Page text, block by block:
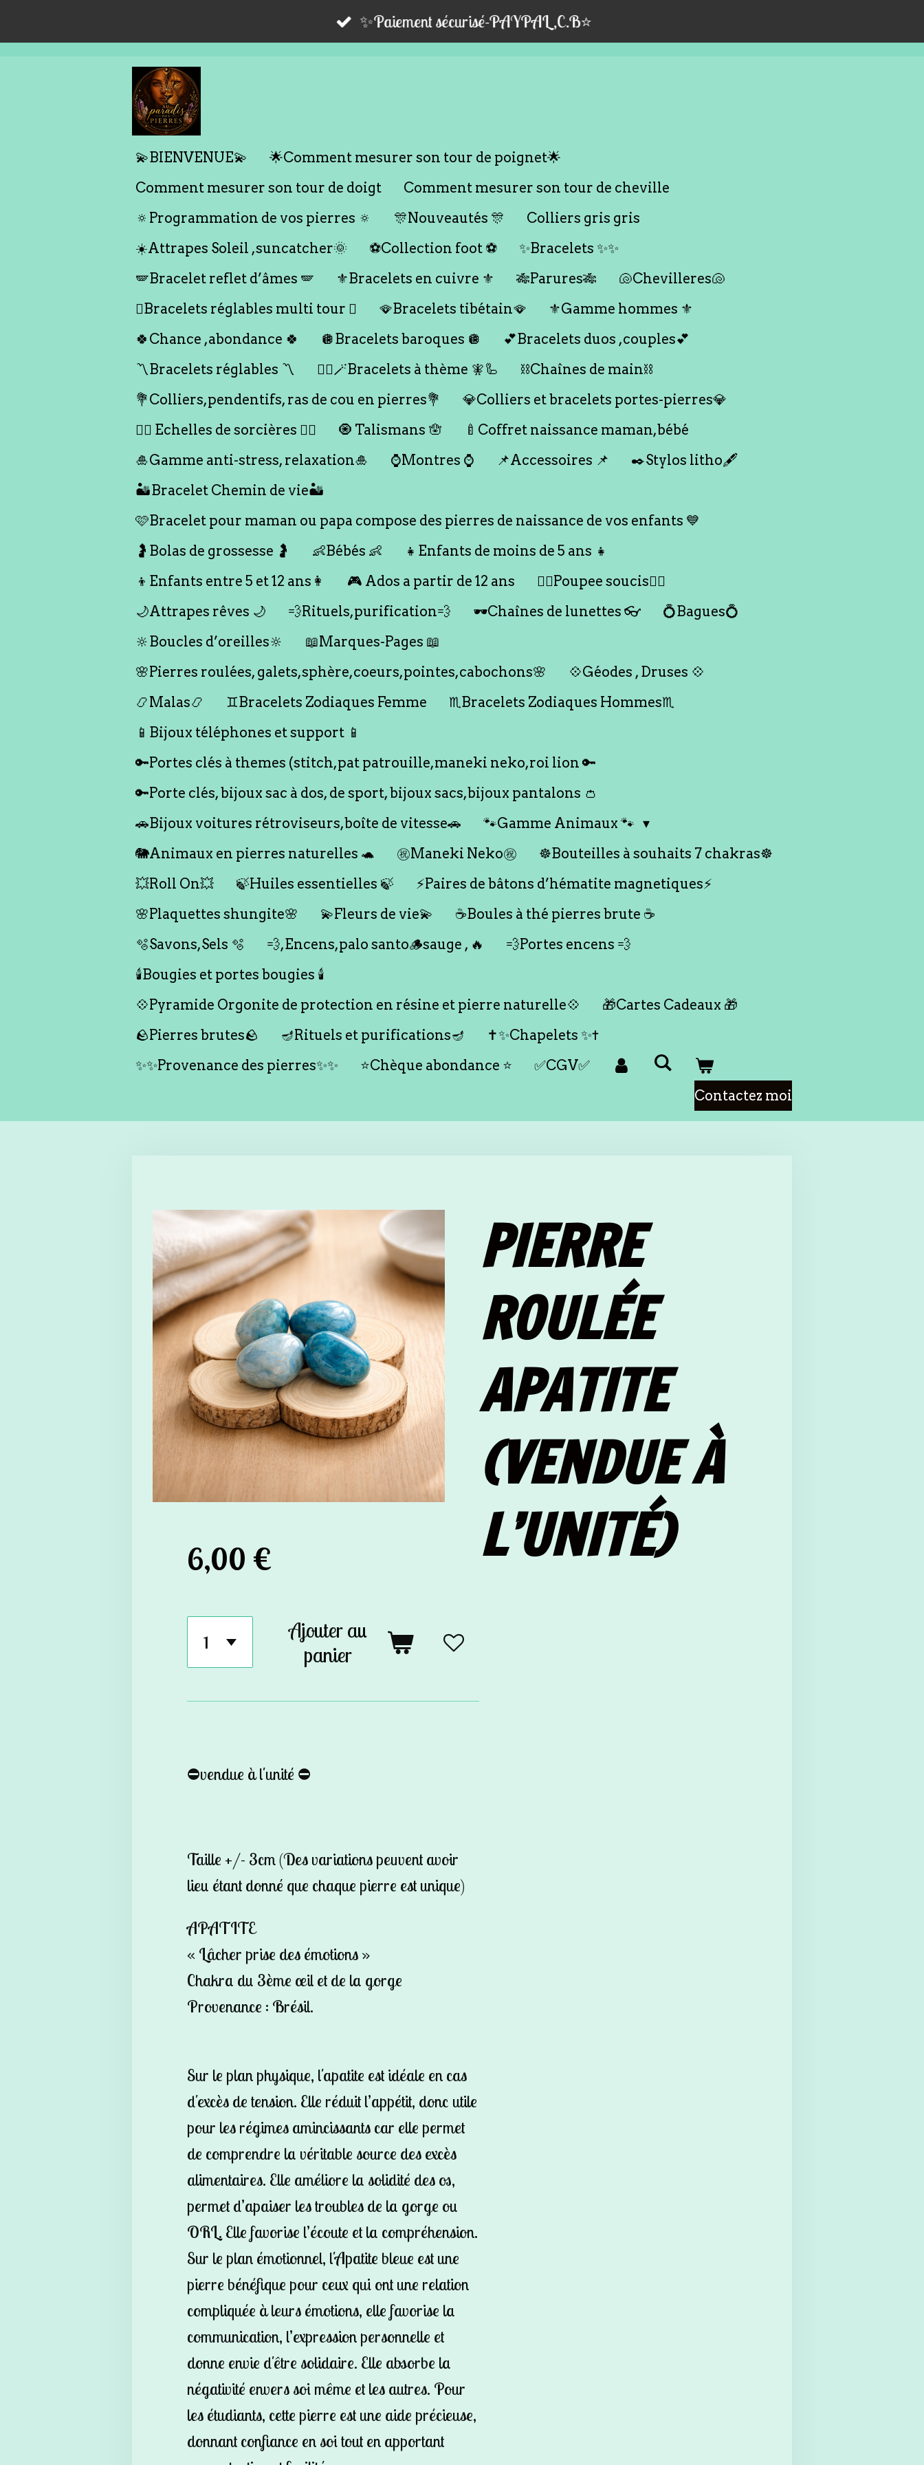
au
✨Paiement sécurisé-PAYPAL,C.B⭐️
💫BIENVENUE💫
🌟Comment mesurer son tour de poignet🌟
Comment mesurer son tour de doigt
Comment mesurer son tour de cheville
🔅Programmation de vos pierres 🔅
🎊Nouveautés 🎊
Colliers gris gris
☀️Attrapes Soleil ,suncatcher🌞
⚽️Collection foot ⚽️
✨Bracelets ✨✨
🪽Bracelet reflet d’âmes 🪽
⚜️Bracelets en cuivre ⚜️ 🎋Parures🎋
🐚Chevilleres🐚
🪎Bracelets réglables multi tour 🪎
🪭Bracelets tibétain🪭
⚜️Gamme hommes ⚜️
🍀Chance ,abondance 🍀
🪩Bracelets baroques 🪩
💕Bracelets duos ,couples💕
〽️Bracelets réglables 〽️
🧞‍♂️🪄Bracelets à thème 🧚🦾
⛓️Chaînes de main⛓️
💐Colliers,pendentifs, ras de cou en pierres💐
💎Colliers et bracelets portes-pierres💎
🧙‍♀️ Echelles de sorcières 🧙‍♀️
🧿 Talismans 🪬
🍼Coffret naissance maman,bébé
🎍Gamme anti-stress, relaxation🎍
⌚️Montres ⌚️ 📌Accessoires 📌
✒️Stylos litho🖋️
🏜️Bracelet Chemin de vie🏜️
🩷Bracelet pour maman ou papa compose des pierres de naissance de vos enfants 💙
🤰Bolas de grossesse 🤰
👶Bébés 👶
👧Enfants de moins de 5 ans 👧
👦Enfants entre 5 et 12 ans👩
🎮 Ados a partir de 12 ans
🙇‍♂️Poupee soucis🙇‍♀️
🌙Attrapes rêves 🌙
💨Rituels,purification💨 🕶️Chaînes de lunettes 👓
💍Bagues💍
🔆Boucles d’oreilles🔆
📖Marques-Pages 📖
🌸Pierres roulées, galets,sphère,coeurs,pointes,cabochons🌸
💠Géodes , Druses 💠
📿Malas📿
♊️Bracelets Zodiaques Femme
♏️Bracelets Zodiaques Hommes♏️
📱Bijoux téléphones et support 📱
🔑Portes clés à themes (stitch,pat patrouille,maneki neko,roi lion 🔑
🔑Porte clés, bijoux sac à dos, de sport, bijoux sacs,bijoux pantalons 👛
🚗Bijoux voitures rétroviseurs,boîte de vitesse🚗
🐾Gamme Animaux 🐾
🐘Animaux en pierres naturelles 🐢
㊗️Maneki Neko㊗️
☸️Bouteilles à souhaits 7 chakras☸️
💥Roll On💥
🍃Huiles essentielles 🍃
⚡️Paires de bâtons d’hématite magnetiques⚡️
🌸Plaquettes shungite🌸
💫Fleurs de vie💫
☕️Boules à thé pierres brute ☕️
🫧Savons,Sels 🫧
💨,Encens,palo santo🪵sauge , 🔥
💨Portes encens 💨
🕯️Bougies et portes bougies 🕯️
💠Pyramide Orgonite de protection en résine et pierre naturelle💠
🎁Cartes Cadeaux 🎁
🪨Pierres brutes🪨
🪔Rituels et purifications🪔
✝️✨Chapelets ✨✝️
✨✨Provenance des pierres✨✨
⭐️Chèque abondance ⭐️
✅CGV✅
Contactez moi
PIERRE
ROULÉE
APATITE
(VENDUE À
L’UNITÉ)
6,00 €
Ajouter au
panier
⛔️vendue à l'unité ⛔️
Taille +/- 3cm (Des variations peuvent avoir
lieu étant donné que chaque pierre est unique)
APATITE
« Lâcher prise des émotions »
Chakra du 3ème œil et de la gorge
Provenance : Brésil.
Sur le plan physique, l'apatite est idéale en cas
d'excès de tension. Elle réduit l’appétit, donc utile
pour les régimes amincissants car elle permet
de comprendre la véritable source des excès
alimentaires. Elle améliore la solidité des os,
permet d’apaiser les troubles de la gorge ou
ORL. Elle favorise l’écoute et la compréhension.
Sur le plan émotionnel, l'Apatite bleue est une
pierre bénéfique pour ceux qui ont une relation
compliquée à leurs émotions, elle favorise la
communication, l’expression personnelle et
donne envie d'être solidaire. Elle absorbe la
négativité envers soi même et les autres. Pour
les étudiants, cette pierre est une aide précieuse,
donnant confiance en soi tout en apportant